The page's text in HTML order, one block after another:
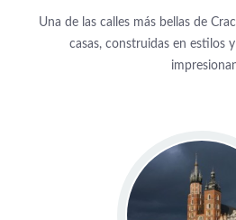
Una de las calles más bellas de
casas, construidas en estilos